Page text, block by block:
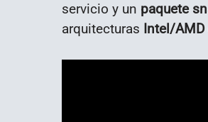
servicio y un paquete
arquitecturas Intel/AMD